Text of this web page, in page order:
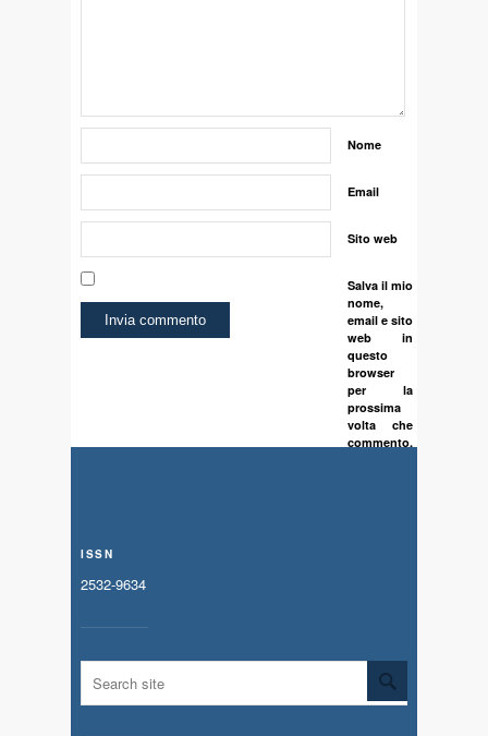
Nome
Email
Sito web
Salva il mio
nome,
email e sito
web in
questo
browser
per la
prossima
volta che
commento.
ISSN
2532-9634